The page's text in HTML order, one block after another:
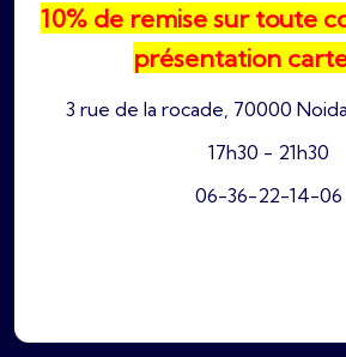
10% de remise sur toute
présentation
3 rue de la rocade, 70000
17h30 - 21h30
06-36-22-14-06